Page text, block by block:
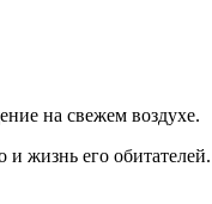
на свежем воздухе.
и жизнь его обитателей.